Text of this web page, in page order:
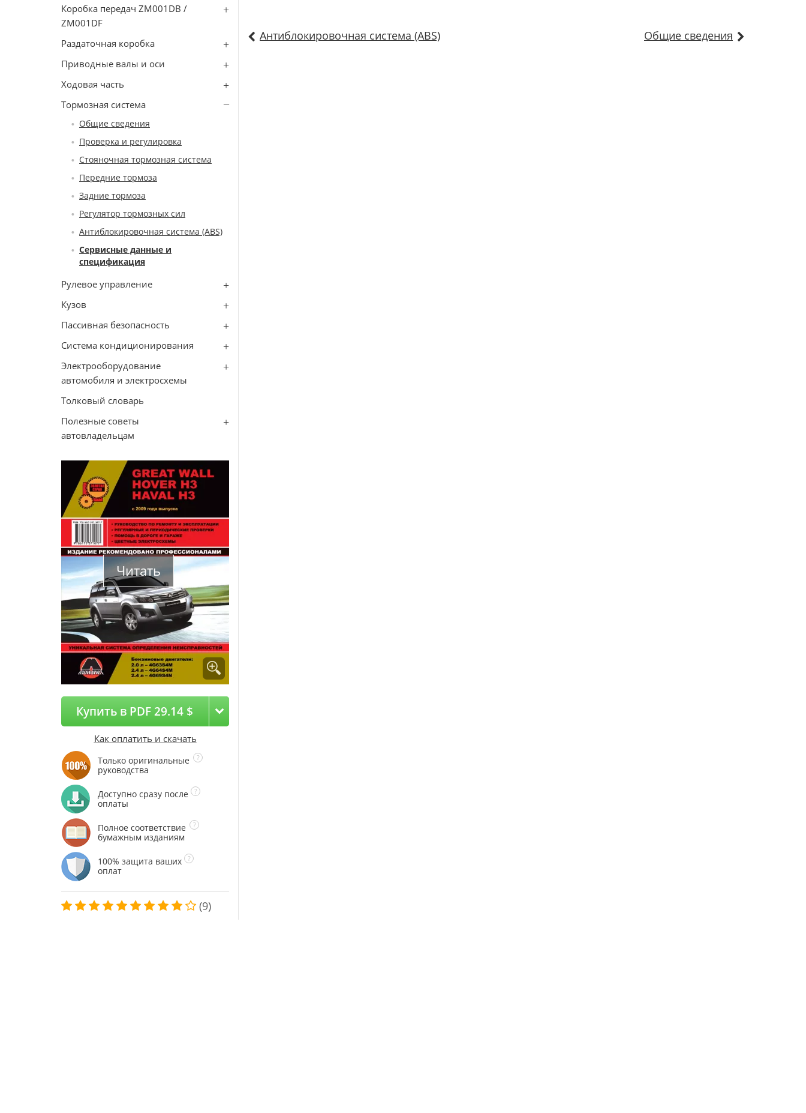
Коробка передач ZM001DB /
ZM001DF
Раздаточная коробка
Приводные валы и оси
Ходовая часть
Тормозная система
Общие сведения
Проверка и регулировка
Стояночная тормозная система
Передние тормоза
Задние тормоза
Регулятор тормозных сил
Антиблокировочная система (ABS)
Сервисные данные и
спецификация
Рулевое управление
Кузов
Пассивная безопасность
Система кондиционирования
Электрооборудование
автомобиля и электросхемы
Толковый словарь
Полезные советы
автовладельцам
Читать
Купить в PDF 29.14 $
Как оплатить и скачать
Только оригинальные
руководства
Доступно сразу после
оплаты
Полное соответствие
бумажным изданиям
100% защита ваших
оплат
(9)
Антиблокировочная система (ABS) Общие сведения